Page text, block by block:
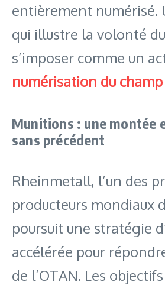
entièrement numérisé.
qui illustre la volonté
s’imposer comme un
numérisation du
Munitions : une montée
sans précédent
Rheinmetall, l’un des
producteurs mondiaux
poursuit une stratégie
accélérée pour
de l’OTAN. Les